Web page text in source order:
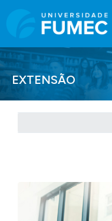
EXTENSÃO